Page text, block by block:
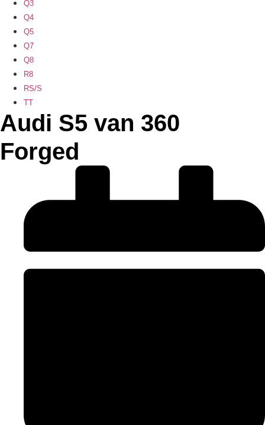
Q3
Q4
Q5
Q7
Q8
R8
RS/S
TT
Audi S5 van 360
Forged